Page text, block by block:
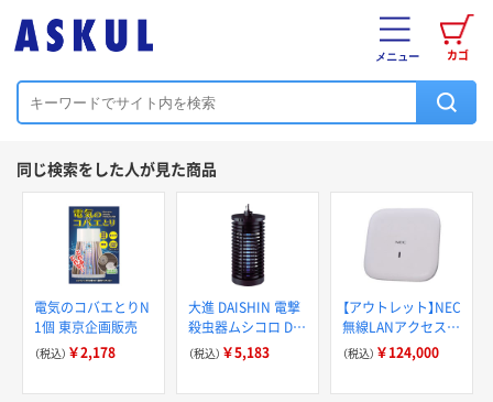
カゴ
メニュー
同じ検索をした人が見た商品
電気のコバエとりN
1個 東京企画販売
（税込） ￥2,178
大進 DAISHIN 電撃
殺虫器ムシコロ DS
ー056 1台 818-
4431（直送品）
（税込） ￥5,183
【アウトレット】NEC
無線LANアクセスポ
イント Wi-Fi 7 / 6E
対応 トライバンド
（税込） ￥124,000